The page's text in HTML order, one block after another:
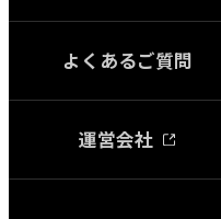
よくあるご質問
運営会社